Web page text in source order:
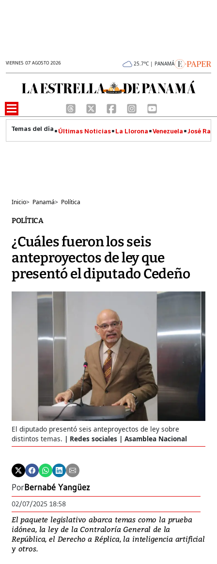
VIERNES 07 AGOSTO 2026 25.7°C | PANAMÁ
Últimas Noticias La Llorona Venezuela José
Inicio> Panamá> Política
POLÍTICA
¿Cuáles fueron los seis
anteproyectos de ley que
presentó el diputado Cedeño
El diputado presentó seis anteproyectos de ley sobre
distintos temas.
Redes sociales | Asamblea Nacional
PorBernabé Yangüez
02/07/2025 18:58
El paquete legislativo abarca temas como la prueba
idónea, la ley de la Contraloría General de la
República, el Derecho a Réplica, la inteligencia artificial
y otros.